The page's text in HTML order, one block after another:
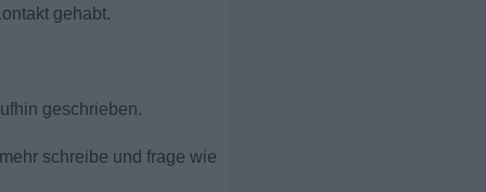
gehabt.
geschrieben.
schreibe und frage wie